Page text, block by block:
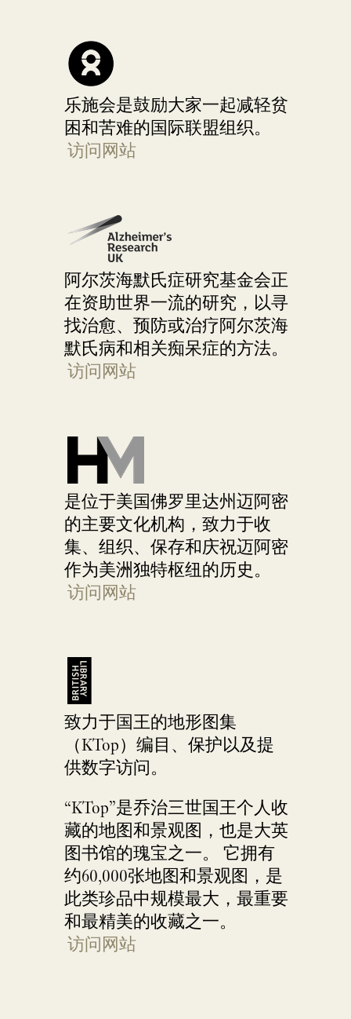
乐施会是鼓励大家一起减轻贫
困和苦难的国际联盟组织。
访问网站
阿尔茨海默氏症研究基金会正
在资助世界一流的研究，以寻
找治愈、预防或治疗阿尔茨海
默氏病和相关痴呆症的方法。
访问网站
是位于美国佛罗里达州迈阿密
的主要文化机构，致力于收
集、组织、保存和庆祝迈阿密
作为美洲独特枢纽的历史。
访问网站
致力于国王的地形图集
（KTop）编目、保护以及提
供数字访问。
“KTop”是乔治三世国王个人收
藏的地图和景观图，也是大英
图书馆的瑰宝之一。 它拥有
约60,000张地图和景观图，是
此类珍品中规模最大，最重要
和最精美的收藏之一。
访问网站